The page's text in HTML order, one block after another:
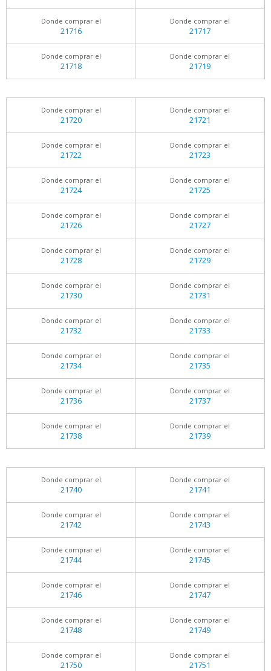
Donde comprar el
21716
Donde comprar el
21717
Donde comprar el
21718
Donde comprar el
21719
Donde comprar el
21720
Donde comprar el
21721
Donde comprar el
21722
Donde comprar el
21723
Donde comprar el
21724
Donde comprar el
21725
Donde comprar el
21726
Donde comprar el
21727
Donde comprar el
21728
Donde comprar el
21729
Donde comprar el
21730
Donde comprar el
21731
Donde comprar el
21732
Donde comprar el
21733
Donde comprar el
21734
Donde comprar el
21735
Donde comprar el
21736
Donde comprar el
21737
Donde comprar el
21738
Donde comprar el
21739
Donde comprar el
21740
Donde comprar el
21741
Donde comprar el
21742
Donde comprar el
21743
Donde comprar el
21744
Donde comprar el
21745
Donde comprar el
21746
Donde comprar el
21747
Donde comprar el
21748
Donde comprar el
21749
Donde comprar el
21750
Donde comprar el
21751